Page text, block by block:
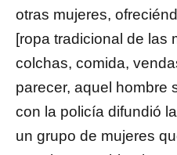
otras mujeres,
[ropa tradicional de las
colchas, comida,
parecer, aquel hombre
con la policía difundió
un grupo de mujeres